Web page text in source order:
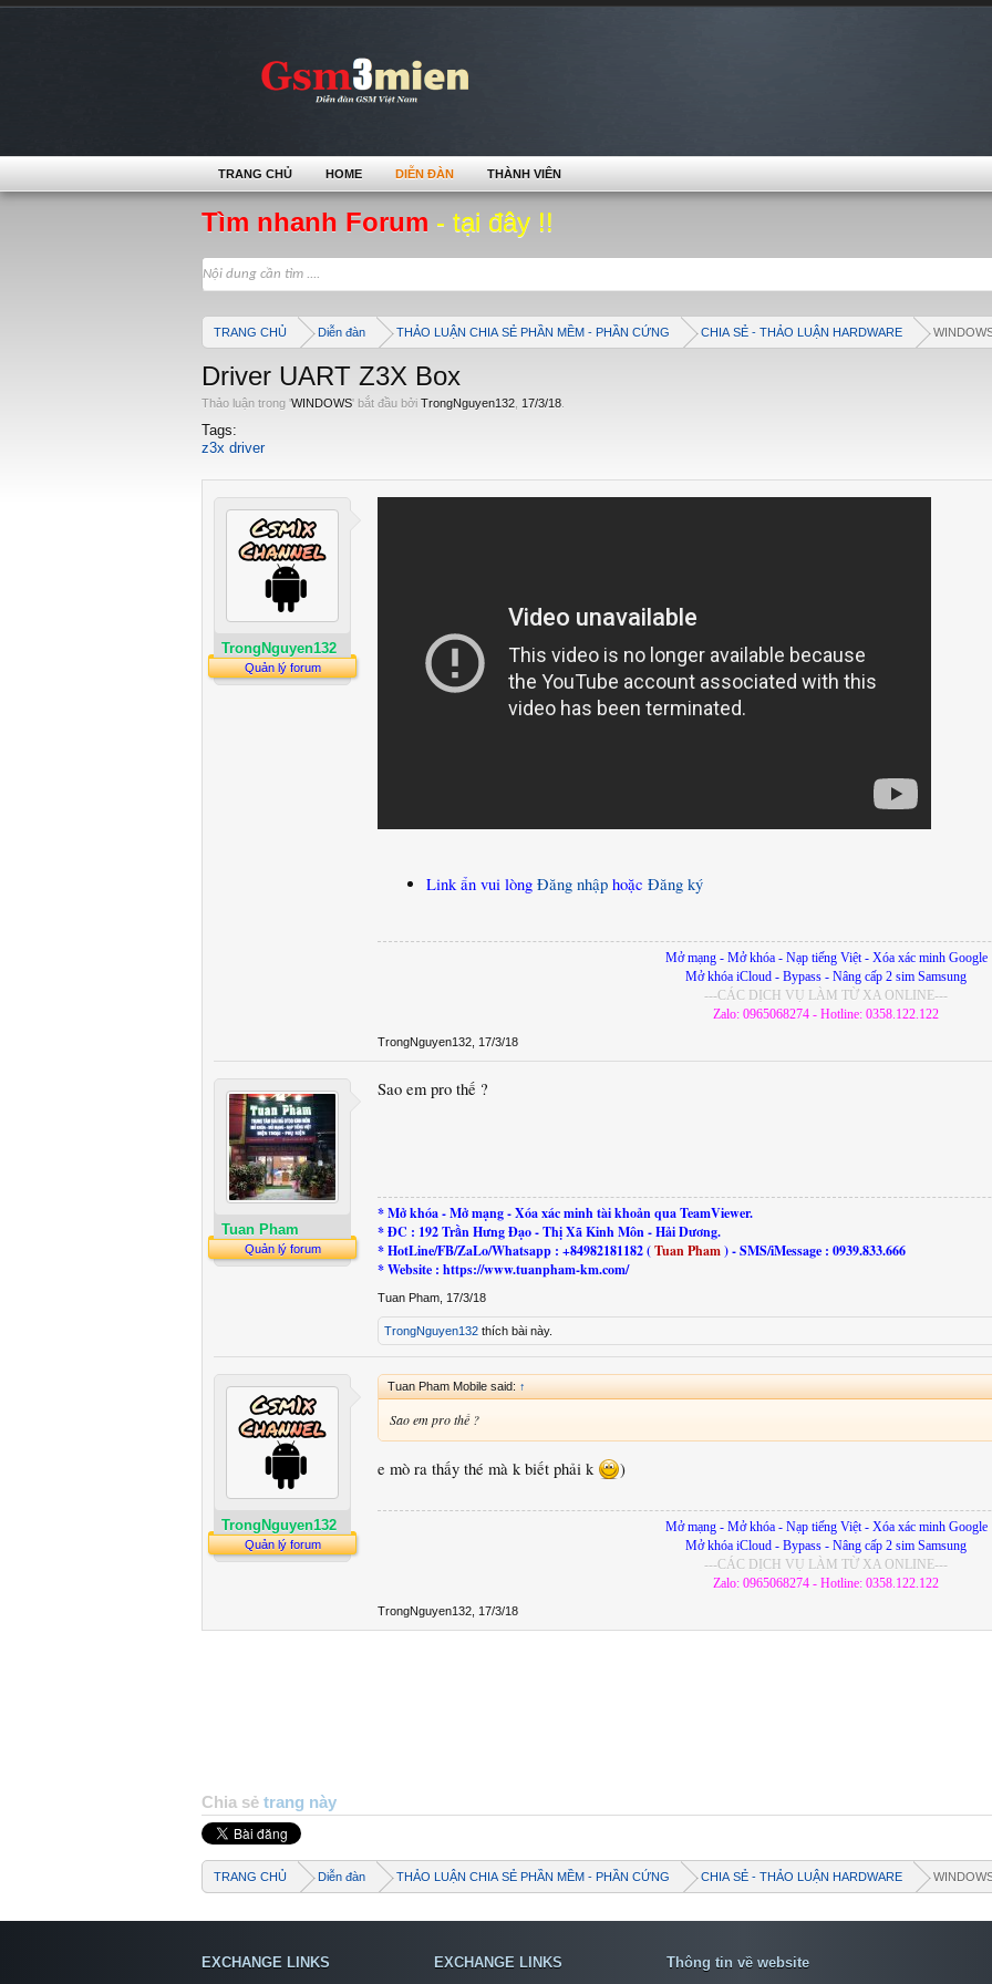
Tìm nhanh Forum - tại đây !!
TRANG CHỦ Diễn đàn THẢO LUẬN CHIA SẺ PHẦN MỀM - PHẦN CỨNG CHIA SẺ - THẢO LUẬN HARDWARE
Driver UART Z3X Box
Thảo luận trong 'WINDOWS' bắt đầu bởi TrongNguyen132 17/3/18
Tags:
z3x driver
TrongNguyen132
Quản lý forum
Link ẩn vui lòng Đăng nhập hoặc Đăng ký
Mở mạng - Mở khóa - Nạp tiếng Việt - Xóa xác minh Google
Mở khóa iCloud - Bypass - Nâng cấp 2 sim Samsung
---CÁC DỊCH VỤ LÀM TỪ XA ONLINE---
Zalo: 0965068274 - Hotline: 0358.122.122
TrongNguyen132 17/3/18
Tuan Pham
Quản lý forum
Sao em pro thế ?
* Mở khóa - Mở mạng - Xóa xác minh tài khoản qua TeamViewer.
* ĐC : 192 Trần Hưng Đạo - Thị Xã Kinh Môn - Hải Dương.
* HotLine/FB/ZaLo/Whatsapp : +84982181182 (Tuan Pham) - SMS/iMessage : 0939.833.666
* Website : https://www.tuanpham-km.com/
Tuan Pham 17/3/18
TrongNguyen132 thích bài này.
TrongNguyen132
Quản lý forum
Tuan Pham Mobile said: ↑
Sao em pro thế ?
e mò ra thấy thé mà k biết phải k )
Mở mạng - Mở khóa - Nạp tiếng Việt - Xóa xác minh Google
Mở khóa iCloud - Bypass - Nâng cấp 2 sim Samsung
---CÁC DỊCH VỤ LÀM TỪ XA ONLINE---
Zalo: 0965068274 - Hotline: 0358.122.122
TrongNguyen132 17/3/18
Chia sẻ trang này
TRANG CHỦ Diễn đàn THẢO LUẬN CHIA SẺ PHẦN MỀM - PHẦN CỨNG CHIA SẺ - THẢO LUẬN HARDWARE
TRANG CHỦ HOME DIỄN ĐÀN THÀNH VIÊN
EXCHANGE LINKS EXCHANGE LINKS Thông tin về website